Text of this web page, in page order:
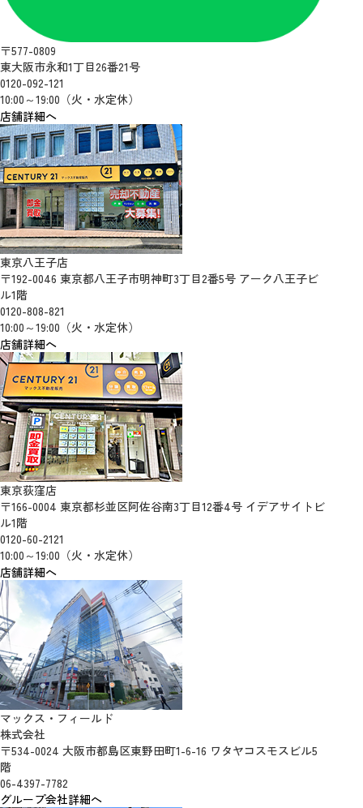
〒577-0809
東大阪市永和1丁目26番21号
0120-092-121
10:00～19:00（火・水定休）
店舗詳細へ
東京八王子店
〒192-0046 東京都八王子市明神町3丁目2番5号 アーク八王子ビ
ル1階
0120-808-821
10:00～19:00（火・水定休）
店舗詳細へ
東京荻窪店
〒166-0004 東京都杉並区阿佐谷南3丁目12番4号 イデアサイトビ
ル1階
0120-60-2121
10:00～19:00（火・水定休）
店舗詳細へ
マックス・フィールド
株式会社
〒534-0024 大阪市都島区東野田町1-6-16 ワタヤコスモスビル5
階
06-4397-7782
グループ会社詳細へ